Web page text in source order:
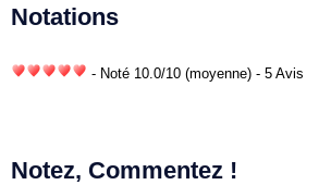
Notations
- Noté 10.0/10 (moyenne) - 5 Avis
Notez, Commentez !